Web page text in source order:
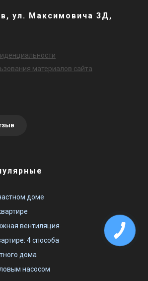
ул. Максимовича 3Д,
материалов сайта
доме
вентиляция
4 способа
дома
насосом